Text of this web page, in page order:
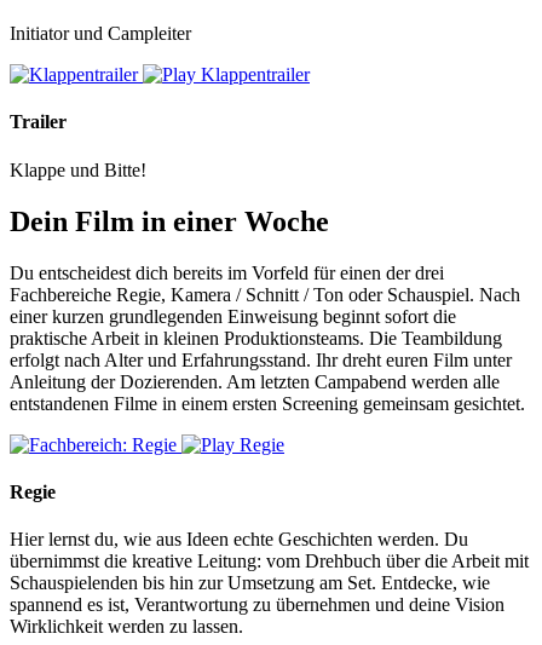
Initiator und Campleiter
Trailer
Klappe und Bitte!
Dein Film in einer Woche
Du entscheidest dich bereits im Vorfeld für einen der drei
Fachbereiche Regie, Kamera / Schnitt / Ton oder Schauspiel. Nach
einer kurzen grundlegenden Einweisung beginnt sofort die
praktische Arbeit in kleinen Produktionsteams. Die Teambildung
erfolgt nach Alter und Erfahrungsstand. Ihr dreht euren Film unter
Anleitung der Dozierenden. Am letzten Campabend werden alle
entstandenen Filme in einem ersten Screening gemeinsam gesichtet.
Regie
Hier lernst du, wie aus Ideen echte Geschichten werden. Du
übernimmst die kreative Leitung: vom Drehbuch über die Arbeit mit
Schauspielenden bis hin zur Umsetzung am Set. Entdecke, wie
spannend es ist, Verantwortung zu übernehmen und deine Vision
Wirklichkeit werden zu lassen.